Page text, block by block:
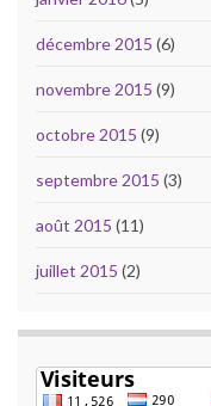
décembre 2015 (6)
novembre 2015 (9)
octobre 2015 (9)
septembre 2015 (3)
août 2015 (11)
juillet 2015 (2)